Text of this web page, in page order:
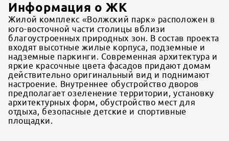
Информация о ЖК
Жилой комплекс «Волжский парк» расположен в
юго-восточной части столицы вблизи
благоустроенных природных зон. В состав проекта
входят высотные жилые корпуса, подземные и
надземные паркинги. Современная архитектура и
яркие красочные цвета фасадов придают домам
действительно оригинальный вид и поднимают
настроение. Внутреннее обустройство дворов
предполагает озеленение территории, установку
архитектурных форм, обустройство мест для
отдыха, безопасные детские и спортивные
площадки.